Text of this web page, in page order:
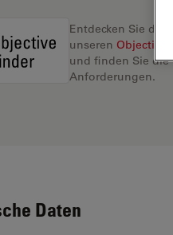
Entdecken Sie die
unseren Objective
und finden Sie die
Anforderungen.
Daten